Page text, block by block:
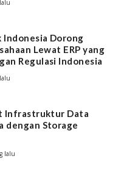
Dorong
Lewat ERP yang
Regulasi Indonesia
Infrastruktur Data
dengan Storage
lalu